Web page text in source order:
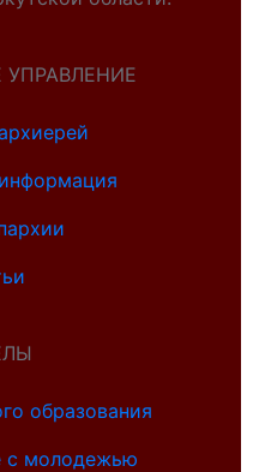
УПРАВЛЕНИЕ
образования
с молодежью